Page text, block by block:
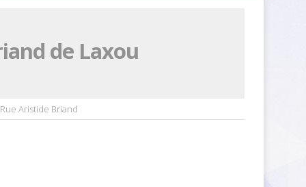
de Laxou
Aristide Briand